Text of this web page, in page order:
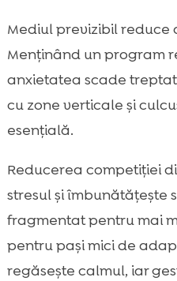
Mediul previzibil reduce
Menținând un program
anxietatea scade
cu zone verticale și
esențială.
Reducerea competiției
stresul și îmbunătățește
fragmentat pentru mai
pentru pași mici de
regăsește calmul, iar